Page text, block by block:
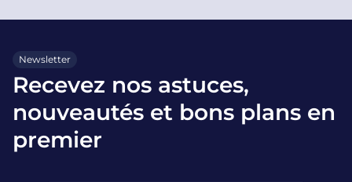
Le principe d’un gilet airbag d’équitation repose sur un
d’attache entre la selle et le gilet airbag du cavalier. Passé
un certain écart entre le cavalier et la selle, la sangle
s’arrache de l’airbag et perce une cartouche de gaz qui
gonfle un coussin d’air intégré dans le gilet. Le tout en une
fraction de seconde.
Ce coussin d’air protège les zones vitales du corps :
Newsletter
Recevez nos astuces,
nouveautés et bons plans en
premier